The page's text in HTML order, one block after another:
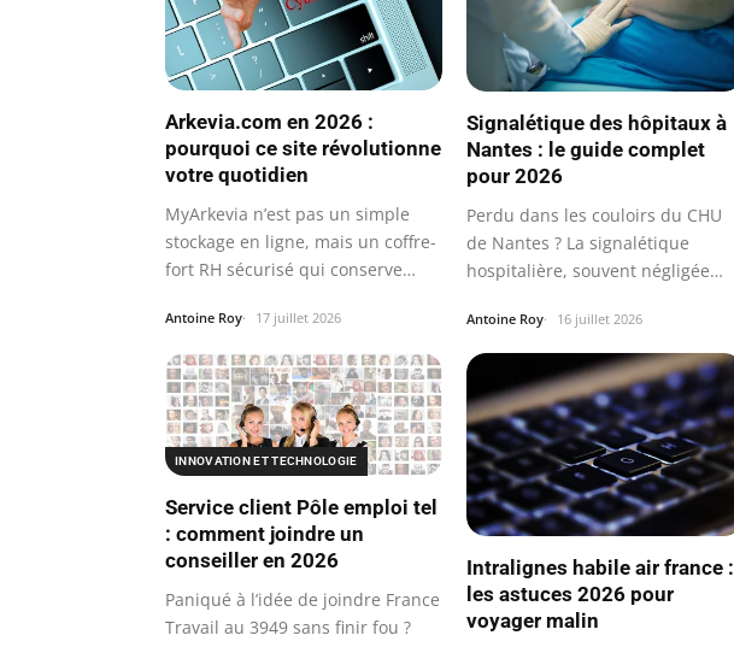
Arkevia.com en 2026 :
pourquoi ce site révolutionne
votre quotidien
MyArkevia n’est pas un simple
stockage en ligne, mais un coffre-
fort RH sécurisé qui conserve
Antoine Roy 17 juillet 2026
Signalétique des hôpitaux à
Nantes : le guide complet
pour 2026
Perdu dans les couloirs du CHU
de Nantes ? La signalétique
hospitalière, souvent négligée…
Antoine Roy 16 juillet 2026
INNOVATION ET TECHNOLOGIE
Service client Pôle emploi tel
: comment joindre un
conseiller en 2026
Paniqué à l’idée de joindre France
Travail au 3949 sans finir fou ?
Intralignes habile air france :
les astuces 2026 pour
voyager malin